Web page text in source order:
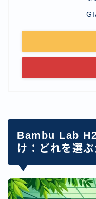
Bambu Lab
け：どれを選ぶ